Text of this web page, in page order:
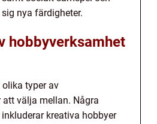
nya färdigheter.
hobbyverksamhet
typer av
att välja mellan. Några
kreativa hobbyer